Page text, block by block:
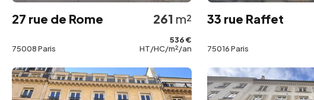
27 rue de Rome
75008 Paris
261 m²
536 €
HT/HC/m²/an
33 rue Raffet
75016 Paris